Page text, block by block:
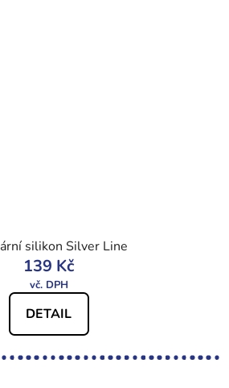
silikon Silver Line
139 Kč
DETAIL